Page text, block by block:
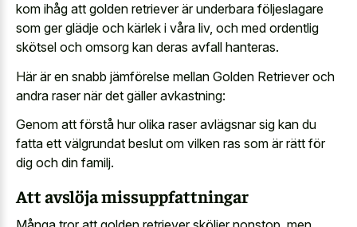
kom ihåg att golden retriever är underbara följeslagare
som ger glädje och kärlek i våra liv, och med ordentlig
skötsel och omsorg kan deras avfall hanteras.
Här är en snabb jämförelse mellan Golden Retriever och
andra raser när det gäller avkastning:
Genom att förstå hur olika raser avlägsnar sig kan du
fatta ett välgrundat beslut om vilken ras som är rätt för
dig och din familj.
Att avslöja missuppfattningar